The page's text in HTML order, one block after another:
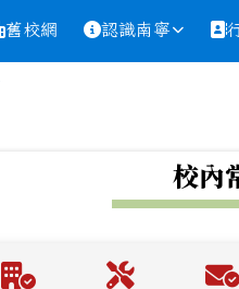
舊校網 認識南寧
校內